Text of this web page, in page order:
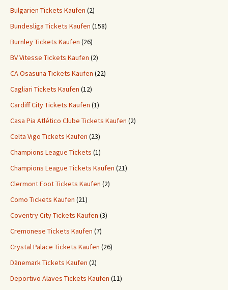
Bulgarien Tickets Kaufen (2)
Bundesliga Tickets Kaufen (158)
Burnley Tickets Kaufen (26)
BV Vitesse Tickets Kaufen (2)
CA Osasuna Tickets Kaufen (22)
Cagliari Tickets Kaufen (12)
Cardiff City Tickets Kaufen (1)
Casa Pia Atlético Clube Tickets Kaufen (2)
Celta Vigo Tickets Kaufen (23)
Champions League Tickets (1)
Champions League Tickets Kaufen (21)
Clermont Foot Tickets Kaufen (2)
Como Tickets Kaufen (21)
Coventry City Tickets Kaufen (3)
Cremonese Tickets Kaufen (7)
Crystal Palace Tickets Kaufen (26)
Dänemark Tickets Kaufen (2)
Deportivo Alaves Tickets Kaufen (11)